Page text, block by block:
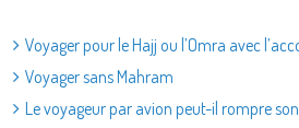
Voyager pour le Hajj ou l’Omra avec
Voyager sans Mahram
Le voyageur par avion peut-il rompre